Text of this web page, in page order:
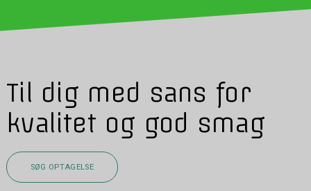
Til dig med sans for
kvalitet og god smag
SØG OPTAGELSE